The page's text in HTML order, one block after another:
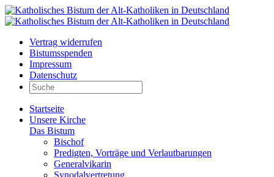
Vertrag widerrufen
Bistumsspenden
Impressum
Datenschutz
Startseite
Unsere Kirche
Das Bistum
Bischof
Predigten, Vorträge und Verlautbarungen
Generalvikarin
Synodalvertretung